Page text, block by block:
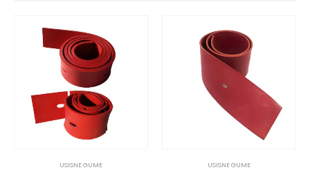
USISNE GUME USISNE GUME